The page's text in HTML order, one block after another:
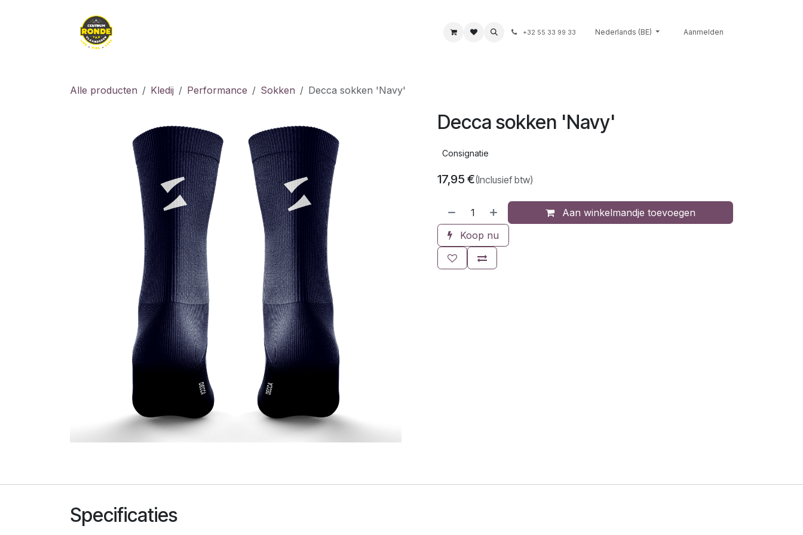
Juwelen Souvenirs Giftcards Merken
+32 55 33 99 33 Nederlands (BE) Aanmelden
Alle producten Kledij Performance Sokken Decca sokken 'Navy'
Decca sokken 'Navy'
Consignatie
17,95 €(Inclusief btw)
Aan winkelmandje toevoegen
Koop nu
Specificaties